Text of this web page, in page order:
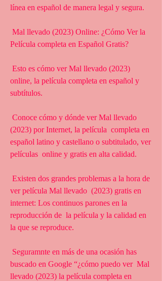
línea en español de manera legal y segura.
Película completa en Español Gratis?
online, la película completa en español y
subtítulos.
(2023) por Internet, la película  completa en
español latino y castellano o subtitulado, ver
películas  online y gratis en alta calidad.
ver película Mal llevado  (2023) gratis en
internet: Los continuos parones en la
reproducción de  la película y la calidad en
la que se reproduce.
buscado en Google “¿cómo puedo ver  Mal
llevado (2023) la película completa en